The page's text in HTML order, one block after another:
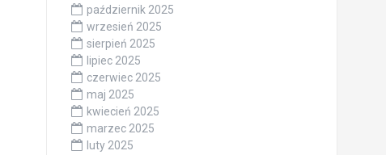
październik 2025
wrzesień 2025
sierpień 2025
lipiec 2025
czerwiec 2025
maj 2025
kwiecień 2025
marzec 2025
luty 2025